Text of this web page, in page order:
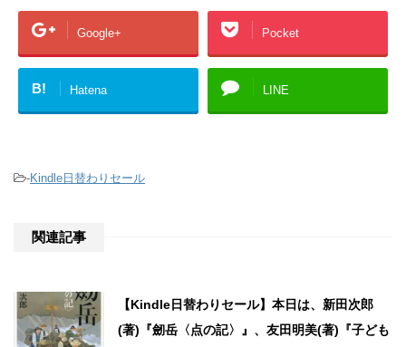
Google+ Pocket
B! Hatena LINE
-Kindle日替わりセール
関連記事
【Kindle日替わりセール】本日は、新田次郎
(著)『劒岳〈点の記〉』、友田明美(著)『子ども